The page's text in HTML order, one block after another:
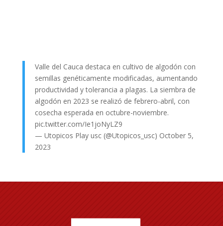
Valle del Cauca destaca en cultivo de algodón con
semillas genéticamente modificadas, aumentando
productividad y tolerancia a plagas. La siembra de
algodón en 2023 se realizó de febrero-abril, con
cosecha esperada en octubre-noviembre.
pic.twitter.com/Ie1joNyLZ9
— Utopicos Play usc (@Utopicos_usc) October 5,
2023